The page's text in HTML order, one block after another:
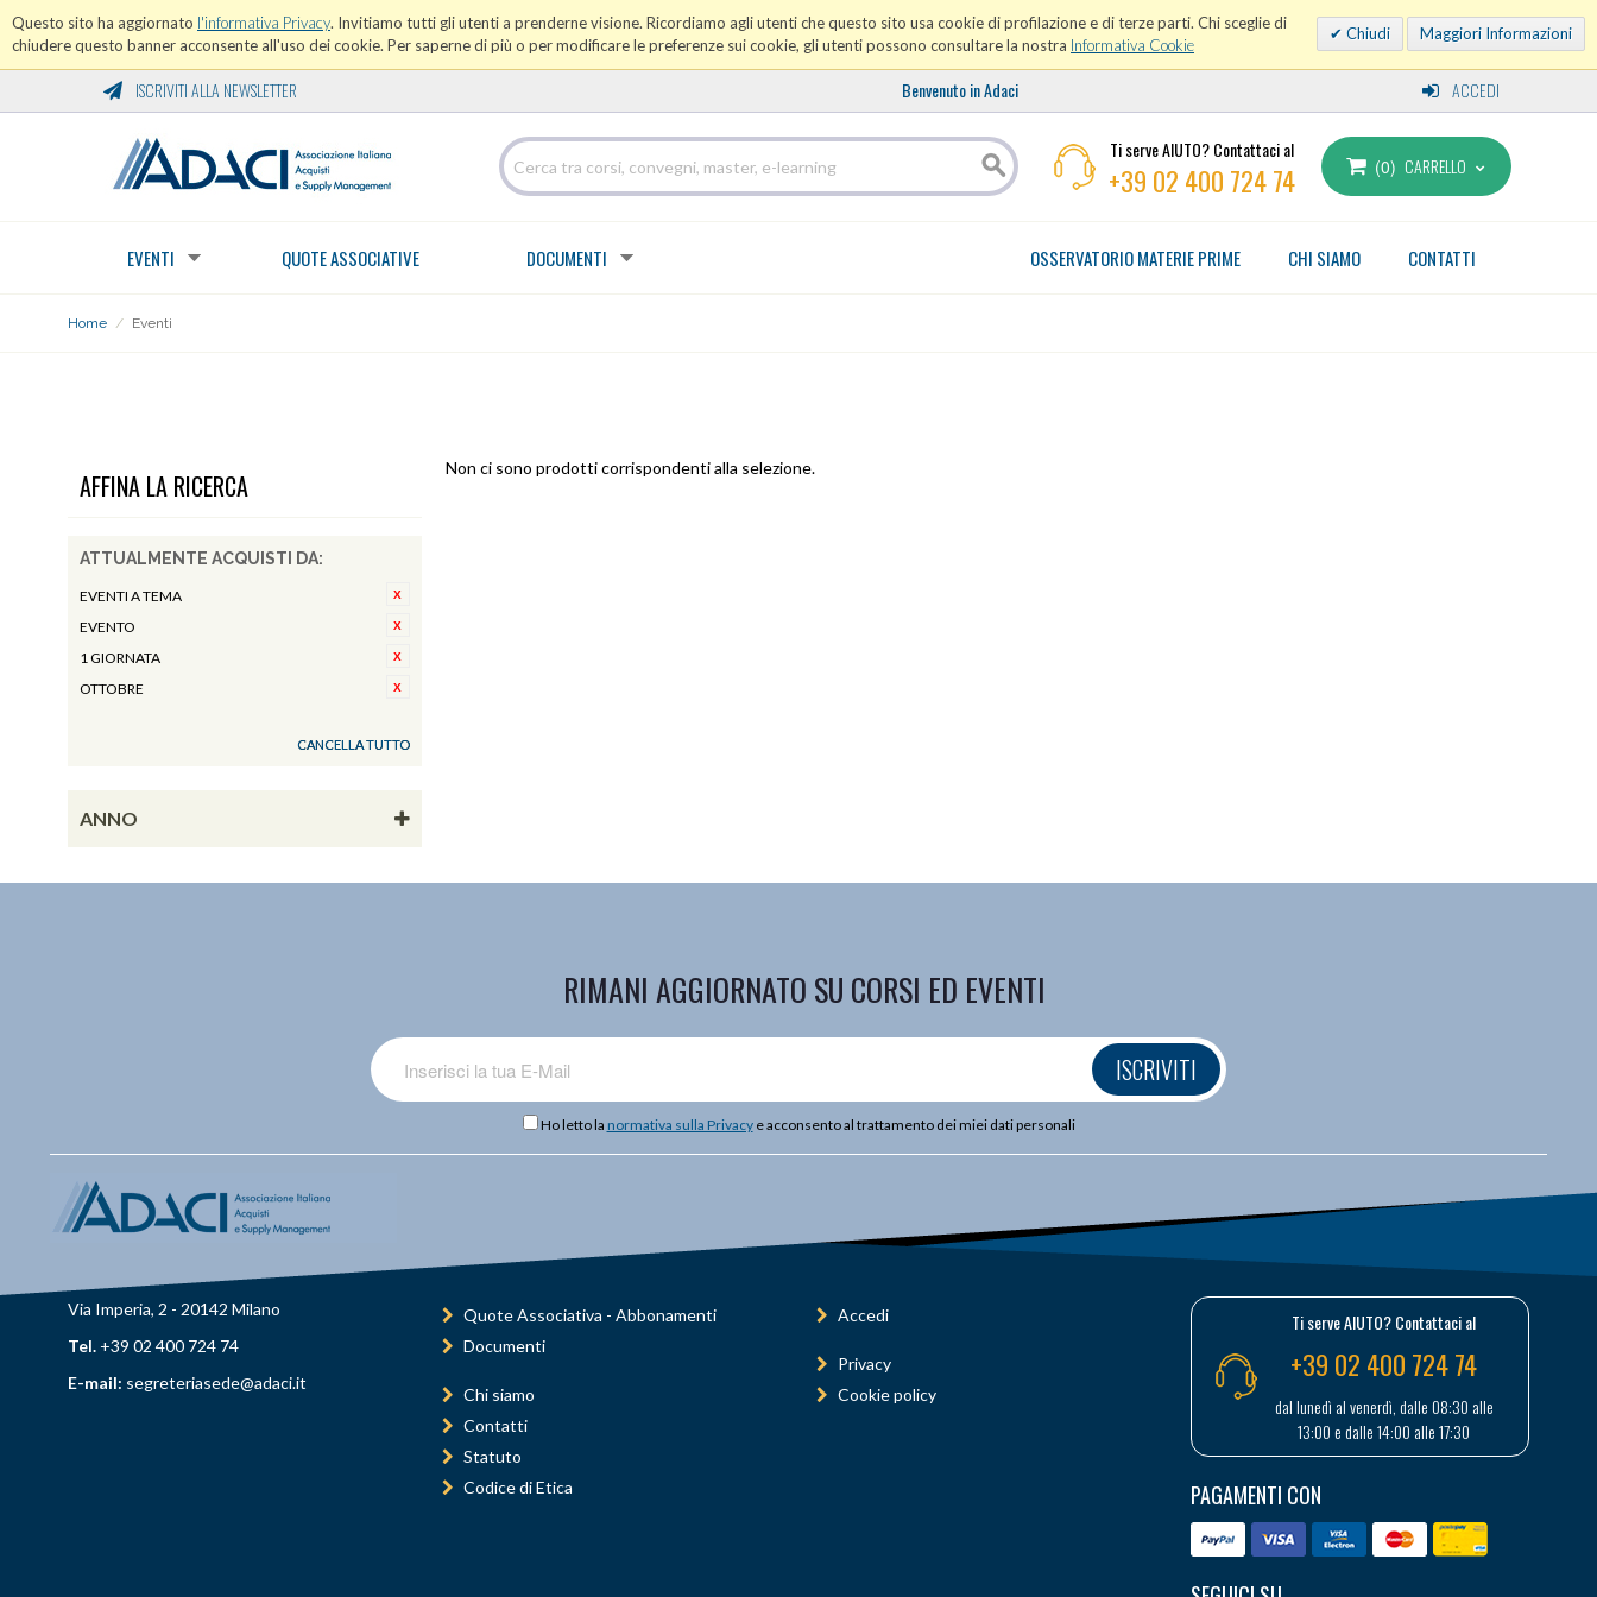
Questo sito ha aggiornato l'informativa Privacy. Invitiamo tutti gli utenti a prenderne visione. Ricordiamo agli utenti che questo sito usa cookie di profilazione e di terze parti. Chi sceglie di
chiudere questo banner acconsente all'uso dei cookie. Per saperne di più o per modificare le preferenze sui cookie, gli utenti possono consultare la nostra Informativa Cookie
Chiudi Maggiori Informazioni
ISCRIVITI ALLA NEWSLETTER Benvenuto in Adaci ACCEDI
Ti serve AIUTO? Contattaci al
+39 02 400 724 74 0 CARRELLO
EVENTI QUOTE ASSOCIATIVE DOCUMENTI CONTATTI
CHI SIAMO
OSSERVATORIO MATERIE PRIME
Home / Eventi
AFFINA LA RICERCA
ATTUALMENTE ACQUISTI DA:
EVENTI A TEMA
EVENTO
1 GIORNATA
OTTOBRE
CANCELLA TUTTO
ANNO
Non ci sono prodotti corrispondenti alla selezione.
RIMANI AGGIORNATO SU CORSI ED EVENTI
ISCRIVITI
Ho letto la normativa sulla Privacye acconsento al trattamento dei miei dati personali
Via Imperia, 2 - 20142 Milano
Tel. +39 02 400 724 74
E-mail: segreteriasede@adaci.it
Quote Associativa - Abbonamenti
Documenti
Chi siamo
Contatti
Statuto
Codice di Etica
Accedi
Privacy
Cookie policy
Ti serve AIUTO? Contattaci al
+39 02 400 724 74
dal lunedì al venerdì, dalle 08:30 alle
13:00 e dalle 14:00 alle 17:30
PAGAMENTI CON